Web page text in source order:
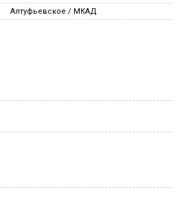
Алтуфьевское / МКАД